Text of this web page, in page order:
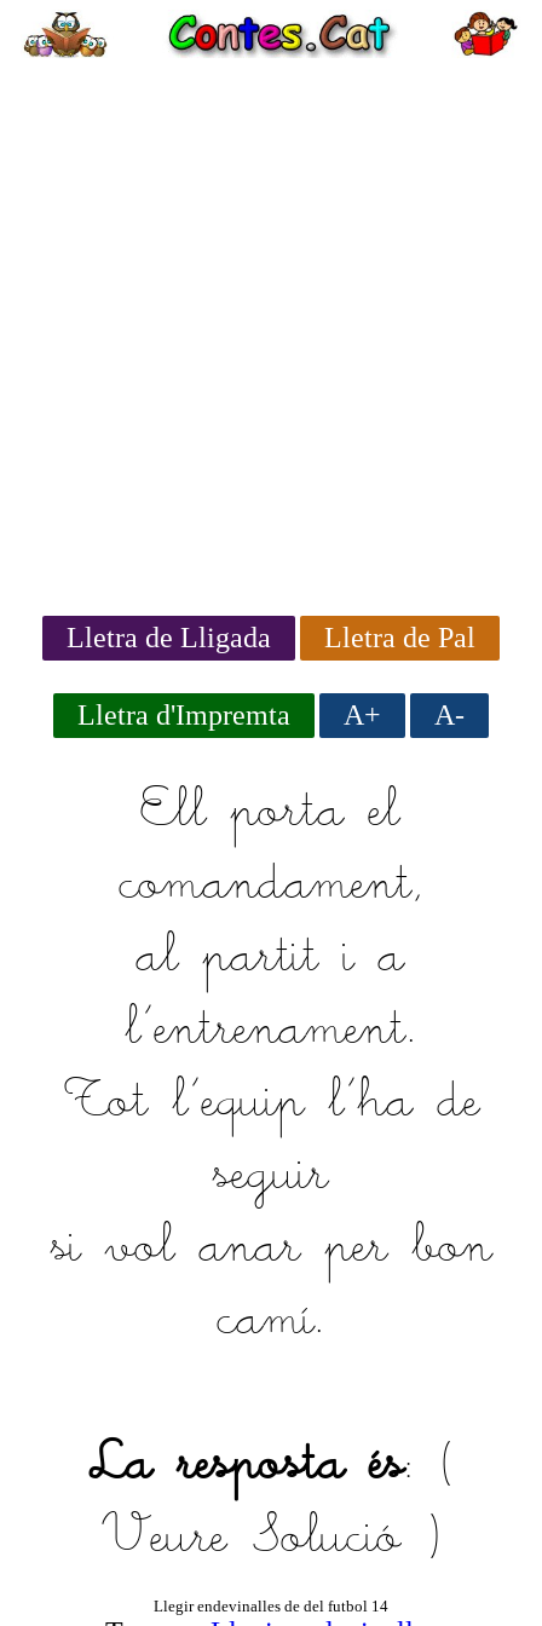
Lletra de Lligada Lletra de Pal
Lletra d'Impremta A+ A-
Ell porta el
comandament,
al partit i a
l'entrenament.
Tot l'equip l'ha de
seguir
si vol anar per bon
camí.
La resposta és: (
Veure Solució)
Llegir endevinalles de del futbol 14